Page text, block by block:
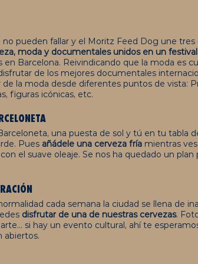
pueden fallar y el Moritz Feed Dog une tres
moda y documentales unidos en un festival
en Barcelona. Reivindicando que la moda es
de los mejores documentales
la moda desde diferentes puntos de vista:
figuras icónicas, etc.
una puesta de sol y tú en tu tabla
Pues añádele una cerveza fría mientras
el suave oleaje. Se nos ha quedado un plan
cada semana la ciudad se llena de
disfrutar de una de nuestras cervezas.
si hay un evento cultural, ahí te
abiertos.